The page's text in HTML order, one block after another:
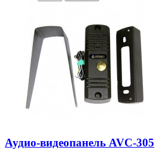
Аудио-видеопанель AVC-305